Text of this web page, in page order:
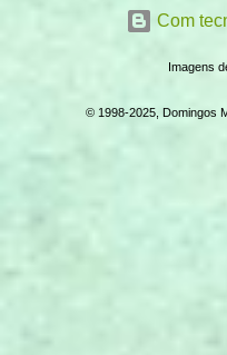
Com
Imagens
© 1998-2025, Domingos